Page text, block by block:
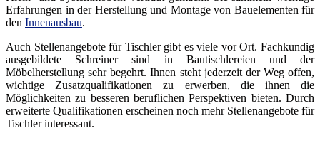
Erfahrungen in der Herstellung und Montage von Bauelementen für
den Innenausbau.
Auch Stellenangebote für Tischler gibt es viele vor Ort. Fachkundig
ausgebildete Schreiner sind in Bautischlereien und der
Möbelherstellung sehr begehrt. Ihnen steht jederzeit der Weg offen,
wichtige Zusatzqualifikationen zu erwerben, die ihnen die
Möglichkeiten zu besseren beruflichen Perspektiven bieten. Durch
erweiterte Qualifikationen erscheinen noch mehr Stellenangebote für
Tischler interessant.